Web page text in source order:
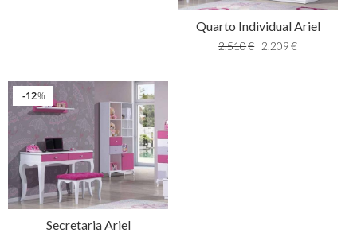
Quarto Individual Ariel
2.510€ 2.209€
%
12
Secretaria Ariel